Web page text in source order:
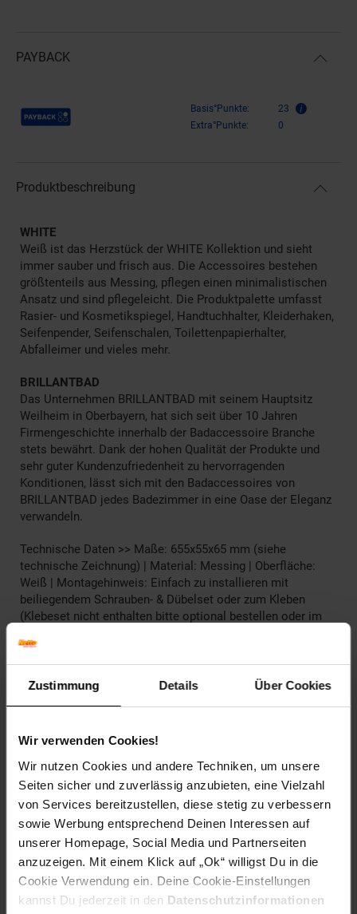
Zustimmung Details Über Cookies
Wir verwenden Cookies!
Wir nutzen Cookies und andere Techniken, um unsere
Seiten sicher und zuverlässig anzubieten, eine Vielzahl
von Services bereitzustellen, diese stetig zu verbessern
sowie Werbung entsprechend Deinen Interessen auf
unserer Homepage, Social Media und Partnerseiten
anzuzeigen. Mit einem Klick auf „Ok“ willigst Du in die
Cookie Verwendung ein. Deine Cookie-Einstellungen
kannst Du jederzeit in den Datenschutzinformationen
PAYBACK
Payback Punkte Basis°Punkte:
23
Extra°Punkte:
0
Produktbeschreibung
WHITE
Weiß ist das Herzstück der WHITE Kollektion und sieht
immer sauber und frisch aus. Die Accessoires bestehen
größtenteils aus Messing, pflegen einen minimalistischen
Ansatz und sind pflegeleicht. Die Produktpalette umfasst
Rasier- und Kosmetikspiegel, Handtuchhalter, Kleiderhaken,
Seifenpender, Seifenschalen, Toilettenpapierhalter,
Abfalleimer und vieles mehr.
BRILLANTBAD
Das Unternehmen BRILLANTBAD mit seinem Hauptsitz
Weilheim in Oberbayern, hat sich seit über 10 Jahren
Firmengeschichte innerhalb der Badaccessoire Branche
stets bewährt. Dank der hohen Qualität der Produkte und
sehr guter Kundenzufriedenheit zu hervorragenden
Konditionen, lässt sich mit den Badaccessoires von
BRILLANTBAD jedes Badezimmer in eine Oase der Eleganz
verwandeln.
Technische Daten >> Maße: 655x55x65 mm (siehe
technische Zeichnung) | Material: Messing | Oberfläche:
Weiß | Montagehinweis: Einfach zu installieren mit
beiliegendem Schrauben- & Dübelset oder zum Kleben
(Klebeset nicht enthalten bitte optional bestellen oder im
Lieferumfang: Artikel inkl. Montagematerial Schrauben &
Dübelset (wenn benötigt), 3M Stripes (wenn benötigt
enthalten), Klebeset (wenn "zum Kleben" bitte optional
Montage Hinweis!
Artikelnummer: 2736365000
EAN: 4250657517918
Artikel gehört zur Kategorie:Weiteres Bad-Zubehör
Versandinformationen